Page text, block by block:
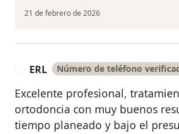
21 de febrero de 2026
ERL Número de teléfono
Excelente profesional,
ortodoncia con muy buenos
tiempo planeado y bajo el